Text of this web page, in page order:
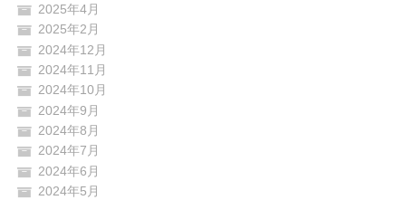
2025年4月
2025年2月
2024年12月
2024年11月
2024年10月
2024年9月
2024年8月
2024年7月
2024年6月
2024年5月